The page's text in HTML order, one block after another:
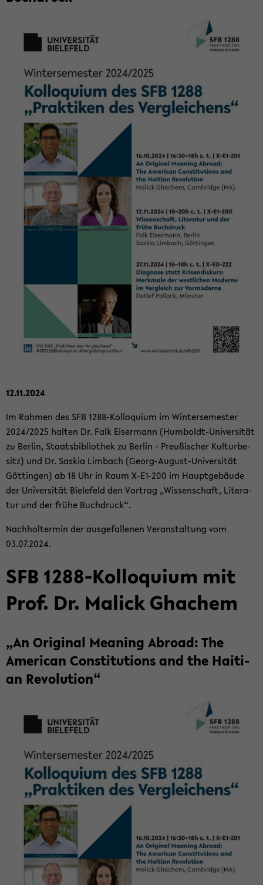
12.11.2024
Im Rah­men des SFB 1288-​Kolloquium im Win­ter­se­mes­ter
2024/2025 hal­ten Dr. Falk Eis­er­mann (Humboldt-​Universität
zu Ber­lin, Staats­bi­blio­thek zu Ber­lin - Preu­ßi­scher Kul­tur­be­
sitz) und Dr. Sas­kia Lim­bach (Georg-​August-Universität
Göt­tin­gen) ab 18 Uhr in Raum X-​E1-200 im Haupt­ge­bäu­de
der Uni­ver­si­tät Bie­le­feld den Vor­trag „Wis­sen­schaft, Li­te­ra­
tur und der frühe Buch­druck“.
Nach­hol­ter­min der aus­ge­fal­le­nen Ver­an­stal­tung vom
03.07.2024.
SFB 1288-​Kolloquium mit
Prof. Dr. Malick Gha­chem
„An Ori­gi­nal Me­a­ning Ab­road: The
Ame­ri­can Con­sti­tu­ti­ons and the Hai­ti­
an Re­vo­lu­ti­on“